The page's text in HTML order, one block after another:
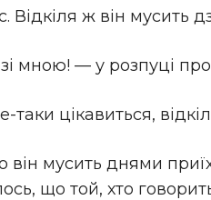
ж він мусить
мною! — у розпуці
цікавиться,
він мусить днями
що той, хто